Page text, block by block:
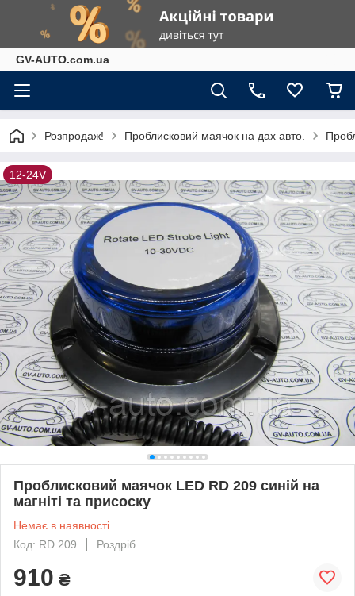
GV-AUTO.com.ua
Розпродаж! Проблисковий маячок на дах авто.
12-24V
Проблисковий маячок LED RD 209 синій на
магніті та присоску
Немає в наявності
Код: RD 209
Роздріб
910 ₴